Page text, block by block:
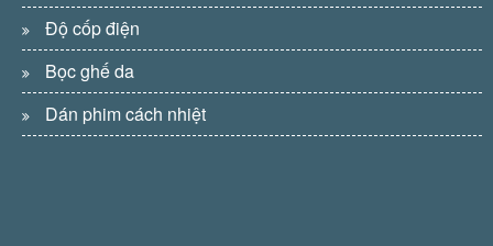
Độ cốp điện
Bọc ghế da
Dán phim cách nhiệt